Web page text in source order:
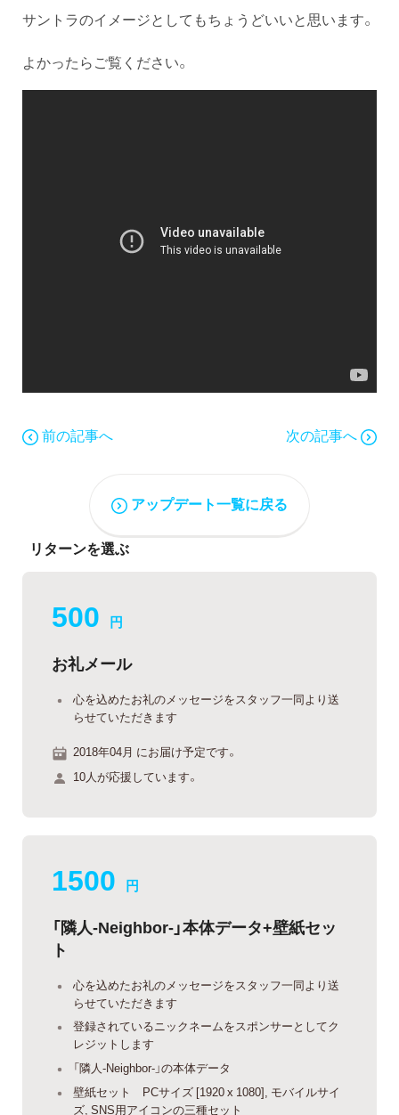
サントラのイメージとしてもちょうどいいと思います。
よかったらご覧ください。
前の記事へ 次の記事へ
アップデート一覧に戻る
リターンを選ぶ
500 円
お礼メール
心を込めたお礼のメッセージをスタッフ一同より送
らせていただきます
2018年04月 にお届け予定です。
10人が応援しています。
1500 円
「隣人-Neighbor-」本体データ+壁紙セッ
ト
心を込めたお礼のメッセージをスタッフ一同より送
らせていただきます
登録されているニックネームをスポンサーとしてク
レジットします
「隣人-Neighbor-」の本体データ
壁紙セット PCサイズ [1920 x 1080], モバイルサイ
ズ, SNS用アイコンの三種セット